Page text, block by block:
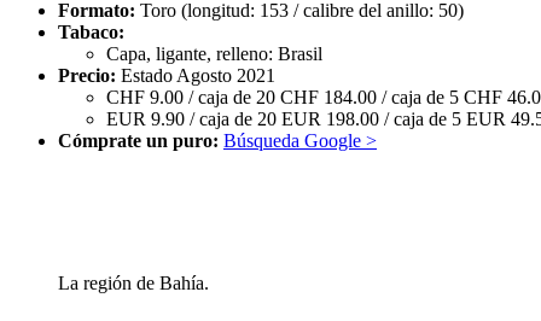
Formato: Toro (longitud: 153 / calibre del anillo: 50)
Tabaco:
Capa, ligante, relleno: Brasil
Precio: Estado Agosto 2021
CHF 9.00 / caja de 20 CHF 184.00 / caja de 5 CHF
EUR 9.90 / caja de 20 EUR 198.00 / caja de 5 EUR
Cómprate un puro: Búsqueda Google >
La región de Bahía.